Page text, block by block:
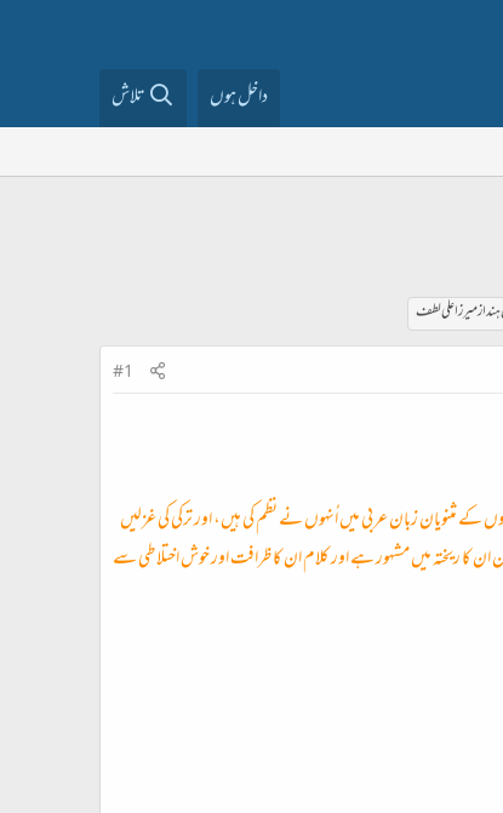
داخل ہوں تلاش
از میرزا علی لطف
#1
مثنویان زبان عربی میں اُنہوں نے نظم کی ہیں، اور ترکی کی غزلیں
کا ریختہ میں مشہور ہے اور کلام ان کا ظرافت اور خوش اختلاطی سے